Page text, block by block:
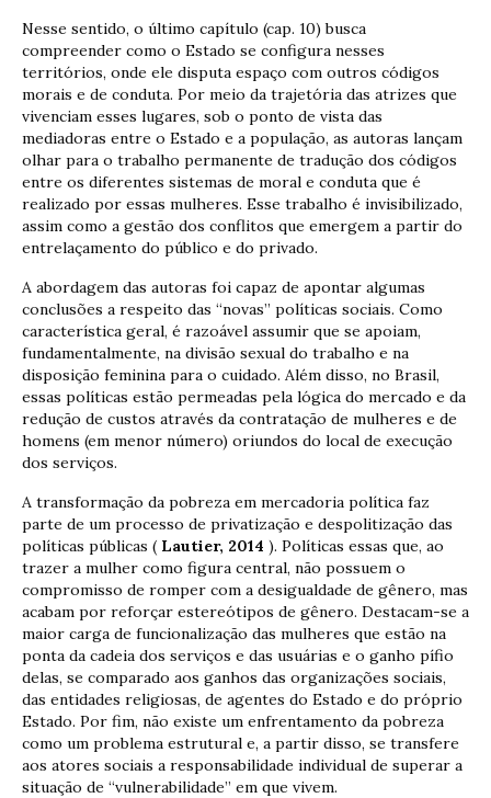
Nesse sentido, o último capítulo (cap. 10) busca
compreender como o Estado se configura nesses
territórios, onde ele disputa espaço com outros códigos
morais e de conduta. Por meio da trajetória das atrizes que
vivenciam esses lugares, sob o ponto de vista das
mediadoras entre o Estado e a população, as autoras lançam
olhar para o trabalho permanente de tradução dos códigos
entre os diferentes sistemas de moral e conduta que é
realizado por essas mulheres. Esse trabalho é invisibilizado,
assim como a gestão dos conflitos que emergem a partir do
entrelaçamento do público e do privado.
A abordagem das autoras foi capaz de apontar algumas
conclusões a respeito das “novas” políticas sociais. Como
característica geral, é razoável assumir que se apoiam,
fundamentalmente, na divisão sexual do trabalho e na
disposição feminina para o cuidado. Além disso, no Brasil,
essas políticas estão permeadas pela lógica do mercado e da
redução de custos através da contratação de mulheres e de
homens (em menor número) oriundos do local de execução
dos serviços.
A transformação da pobreza em mercadoria política faz
parte de um processo de privatização e despolitização das
políticas públicas ( Lautier, 2014 ). Políticas essas que, ao
trazer a mulher como figura central, não possuem o
compromisso de romper com a desigualdade de gênero, mas
acabam por reforçar estereótipos de gênero. Destacam-se a
maior carga de funcionalização das mulheres que estão na
ponta da cadeia dos serviços e das usuárias e o ganho pífio
delas, se comparado aos ganhos das organizações sociais,
das entidades religiosas, de agentes do Estado e do próprio
Estado. Por fim, não existe um enfrentamento da pobreza
como um problema estrutural e, a partir disso, se transfere
aos atores sociais a responsabilidade individual de superar a
situação de “vulnerabilidade” em que vivem.